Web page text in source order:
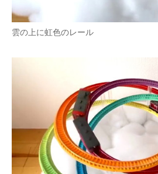
雲の上に虹色のレール